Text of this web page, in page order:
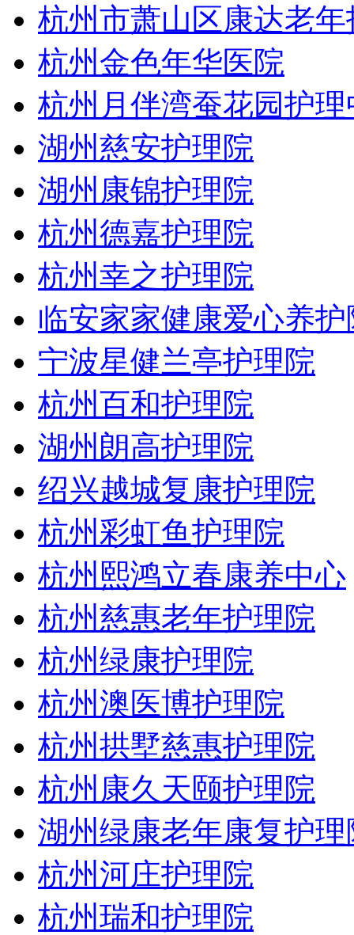
杭州市萧山区康达老
杭州金色年华医院
杭州月伴湾蚕花园护理
湖州慈安护理院
湖州康锦护理院
杭州德嘉护理院
杭州幸之护理院
临安家家健康爱心养护
宁波星健兰亭护理院
杭州百和护理院
湖州朗高护理院
绍兴越城复康护理院
杭州彩虹鱼护理院
杭州熙鸿立春康养中心
杭州慈惠老年护理院
杭州绿康护理院
杭州澳医博护理院
杭州拱墅慈惠护理院
杭州康久天颐护理院
湖州绿康老年康复护理
杭州河庄护理院
杭州瑞和护理院